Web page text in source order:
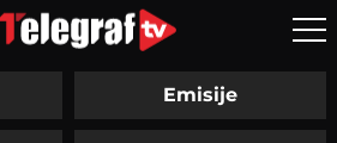
Emisije